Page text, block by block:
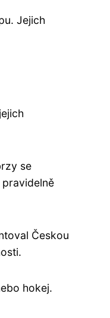
Jejich
se
Českou
hokej.